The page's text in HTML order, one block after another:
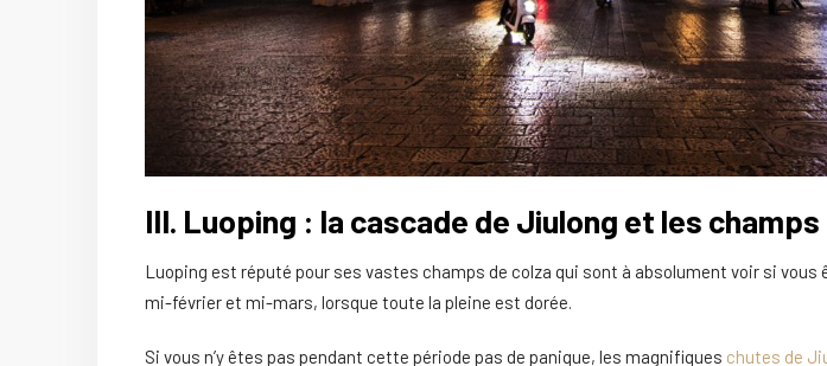
III. Luoping : la cascade de Jiulong et les champs
Luoping est réputé pour ses vastes champs de colza qui sont à absolument voir si vous
mi-février et mi-mars, lorsque toute la pleine est dorée.
Si vous n’y êtes pas pendant cette période pas de panique, les magnifiques chutes de